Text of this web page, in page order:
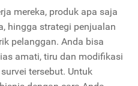
mereka, produk apa saja
hingga strategi penjualan
pelanggan. Anda bisa
amati, tiru dan modifikasi
tersebut. Untuk